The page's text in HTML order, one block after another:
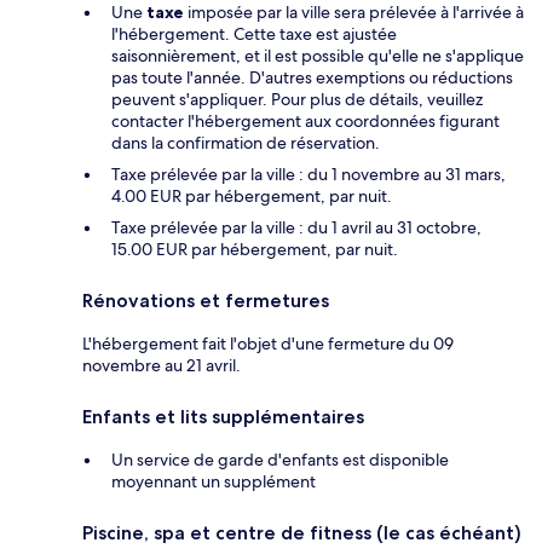
Une taxe imposée par la ville sera prélevée à l'arrivée à
l'hébergement. Cette taxe est ajustée
saisonnièrement, et il est possible qu'elle ne s'applique
pas toute l'année. D'autres exemptions ou réductions
peuvent s'appliquer. Pour plus de détails, veuillez
contacter l'hébergement aux coordonnées figurant
dans la confirmation de réservation.
Taxe prélevée par la ville : du 1 novembre au 31 mars,
4.00 EUR par hébergement, par nuit.
Taxe prélevée par la ville : du 1 avril au 31 octobre,
15.00 EUR par hébergement, par nuit.
Rénovations et fermetures
L'hébergement fait l'objet d'une fermeture du 09
novembre au 21 avril.
Enfants et lits supplémentaires
Un service de garde d'enfants est disponible
moyennant un supplément
Piscine, spa et centre de fitness (le cas échéant)